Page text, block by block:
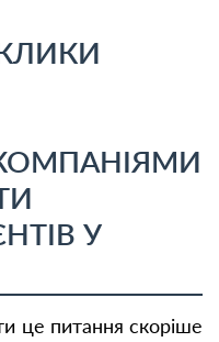
У
це питання скоріше